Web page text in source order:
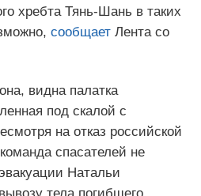
хребта Тянь-Шань в таких
сообщает Лента со
видна палатка
под скалой с
на отказ российской
спасателей не
Натальи